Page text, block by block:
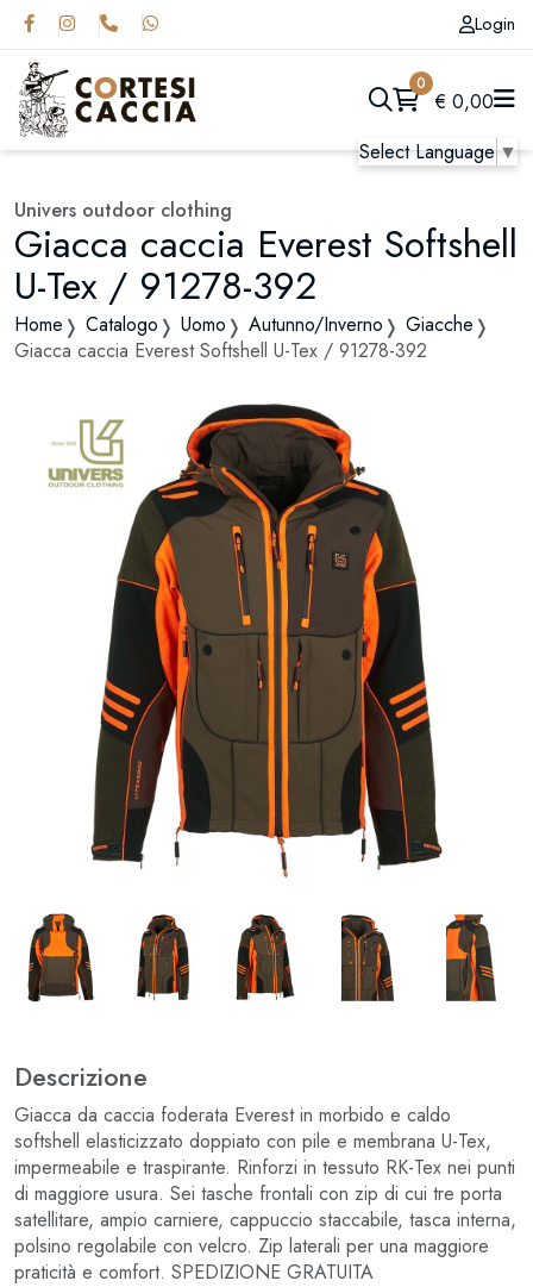
Select Language▼
Login
0
€ 0,00
Univers outdoor clothing
Giacca caccia Everest Softshell
U-Tex / 91278-392
Home Catalogo Uomo Autunno/Inverno
Giacche
Giacca caccia Everest Softshell U-Tex / 91278-392
Descrizione
Giacca da caccia foderata Everest in morbido e caldo
softshell elasticizzato doppiato con pile e membrana U-Tex,
impermeabile e traspirante. Rinforzi in tessuto RK-Tex nei punti
di maggiore usura. Sei tasche frontali con zip di cui tre porta
satellitare, ampio carniere, cappuccio staccabile, tasca interna,
polsino regolabile con velcro. Zip laterali per una maggiore
praticità e comfort. SPEDIZIONE GRATUITA